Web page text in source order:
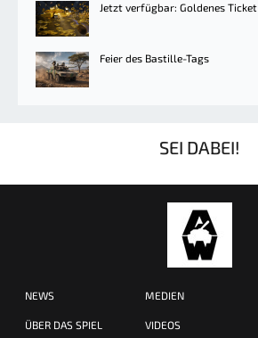
Jetzt verfügbar: Goldenes Ticket
Feier des Bastille-Tags
SEI DABEI!
NEWS
ÜBER DAS SPIEL
MEDIEN
VIDEOS